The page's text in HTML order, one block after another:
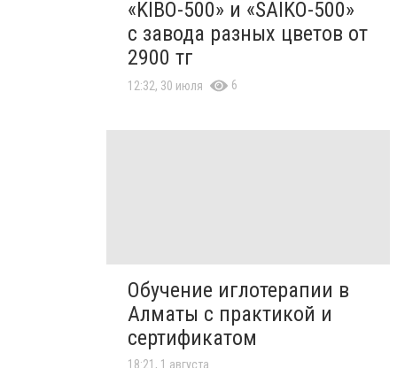
«KIBO-500» и «SAIKO-500»
с завода разных цветов от
2900 тг
12:32, 30 июля 6
Обучение иглотерапии в
Алматы с практикой и
сертификатом
18:21, 1 августа